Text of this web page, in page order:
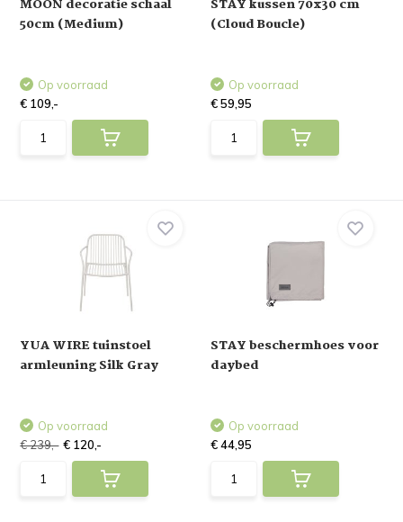
MOON decoratie schaal
50cm (Medium)
Op voorraad
€ 109,-
STAY kussen 70x30 cm
(Cloud Boucle)
Op voorraad
€ 59,95
YUA WIRE tuinstoel
armleuning Silk Gray
Op voorraad
€ 239,- € 120,-
STAY beschermhoes voor
daybed
Op voorraad
€ 44,95